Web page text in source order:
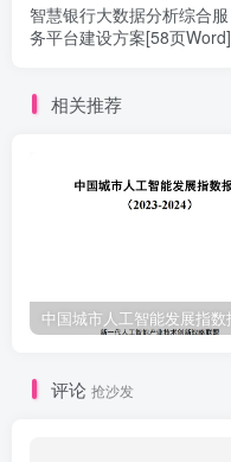
智慧银行大数据分析综合服
务平台建设方案[58页Word]
相关推荐
评论 抢沙发